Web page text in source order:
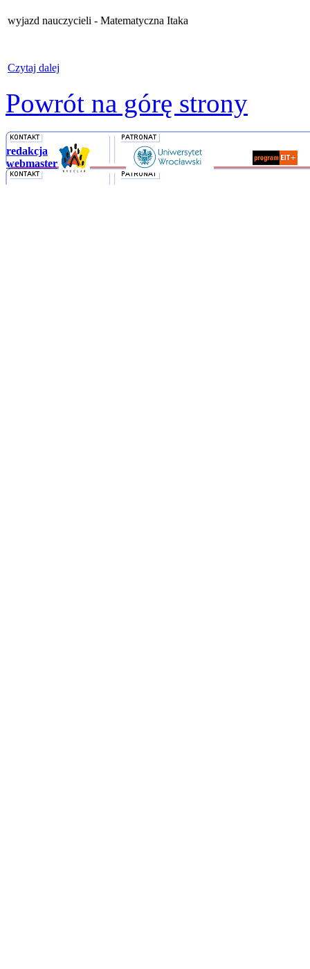
wyjazd nauczycieli - Matematyczna Itaka
Czytaj dalej
Powrót na górę strony
redakcja
webmaster